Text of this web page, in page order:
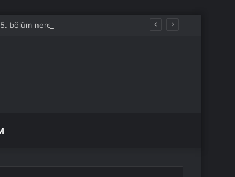
bölüm nereden izlenir?